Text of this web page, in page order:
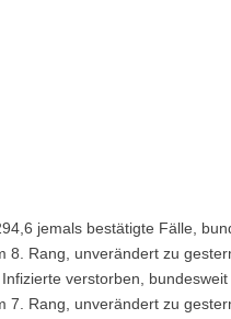
jemals bestätigte Fälle,
8. Rang, unverändert zu
verstorben,
7. Rang, unverändert zu